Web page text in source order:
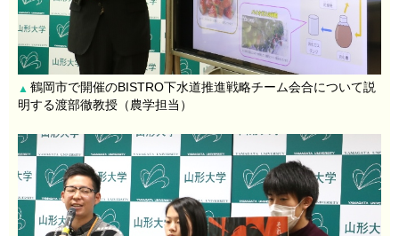
▲ 鶴岡市で開催のBISTRO下水道推進戦略チーム会合について説
明する渡部徹教授（農学担当）